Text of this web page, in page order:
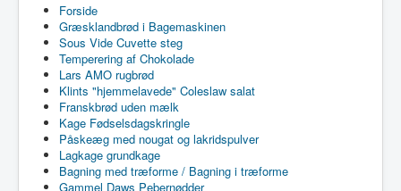
Forside
Græsklandbrød i Bagemaskinen
Sous Vide Cuvette steg
Temperering af Chokolade
Lars AMO rugbrød
Klints "hjemmelavede" Coleslaw salat
Franskbrød uden mælk
Kage Fødselsdagskringle
Påskeæg med nougat og lakridspulver
Lagkage grundkage
Bagning med træforme / Bagning i træforme
Gammel Daws Pebernødder